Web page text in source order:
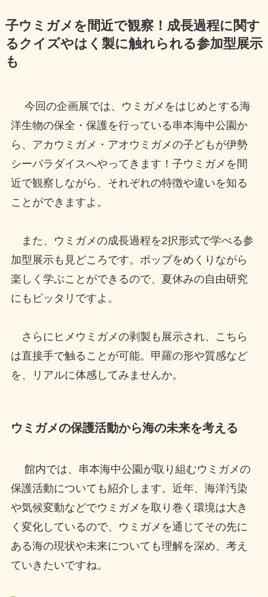
子ウミガメを間近で観察！成長過程に関す
るクイズやはく製に触れられる参加型展示
も
今回の企画展では、ウミガメをはじめとする海
洋生物の保全・保護を行っている串本海中公園か
ら、アカウミガメ・アオウミガメの子どもが伊勢
シーパラダイスへやってきます！子ウミガメを間
近で観察しながら、それぞれの特徴や違いを知る
ことができますよ。
また、ウミガメの成長過程を2択形式で学べる参
加型展示も見どころです。ポップをめくりながら
楽しく学ぶことができるので、夏休みの自由研究
にもピッタリですよ。
さらにヒメウミガメの剥製も展示され、こちら
は直接手で触ることが可能。甲羅の形や質感など
を、リアルに体感してみませんか。
ウミガメの保護活動から海の未来を考える
館内では、串本海中公園が取り組むウミガメの
保護活動についても紹介します。近年、海洋汚染
や気候変動などでウミガメを取り巻く環境は大き
く変化しているので、ウミガメを通じてその先に
ある海の現状や未来についても理解を深め、考え
ていきたいですね。